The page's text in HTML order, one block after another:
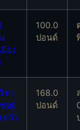
อง
100.0
ปอนด์
ชา
ษฐ์
ขว้า
168.0
ปอนด์